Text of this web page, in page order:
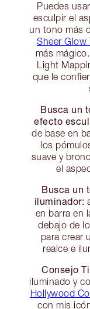
Puedes
esculpir el
un tono más
Sheer Glow
más
Light
que le
Busca un
efecto
de base en
los
suave y
el
Busca un
iluminador:
en barra en
debajo de
para crear
realce e
Consejo
iluminado y
Hollywood
con mis